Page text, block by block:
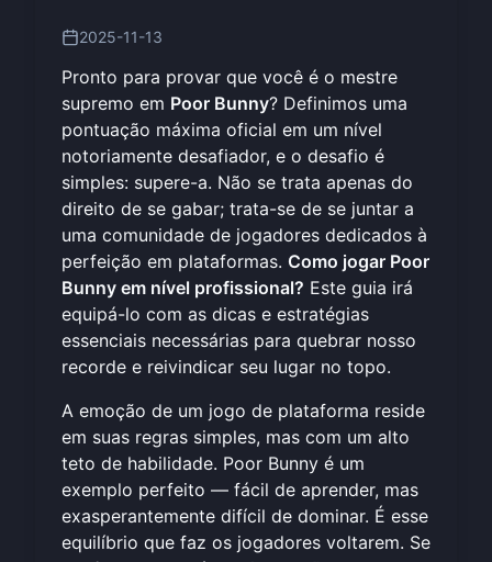
2025-11-13
Pronto para provar que você é o mestre
supremo em Poor Bunny? Definimos uma
pontuação máxima oficial em um nível
notoriamente desafiador, e o desafio é
simples: supere-a. Não se trata apenas do
direito de se gabar; trata-se de se juntar a
uma comunidade de jogadores dedicados à
perfeição em plataformas. Como jogar Poor
Bunny em nível profissional? Este guia irá
equipá-lo com as dicas e estratégias
essenciais necessárias para quebrar nosso
recorde e reivindicar seu lugar no topo.
A emoção de um jogo de plataforma reside
em suas regras simples, mas com um alto
teto de habilidade. Poor Bunny é um
exemplo perfeito — fácil de aprender, mas
exasperantemente difícil de dominar. É esse
equilíbrio que faz os jogadores voltarem. Se